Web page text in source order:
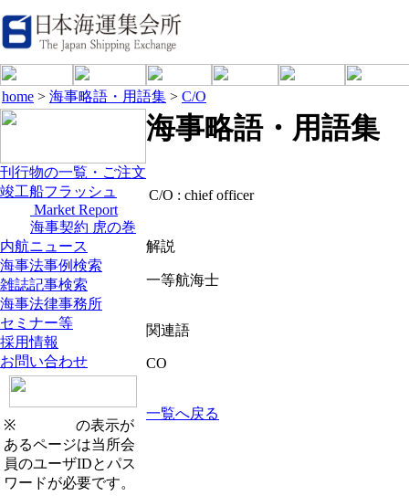
home > 海事略語・用語集 > C/O
刊行物の一覧・ご注文
竣工船フラッシュ
Market Report
海事契約 虎の巻
内航ニュース
海事法事例検索
雑誌記事検索
海事法律事務所
セミナー等
採用情報
お問い合わせ
※
の表示が
あるページは当所会
員のユーザIDとパス
ワードが必要です。
海事略語・用語集
C/O : chief officer
解説
一等航海士
関連語
CO
一覧へ戻る